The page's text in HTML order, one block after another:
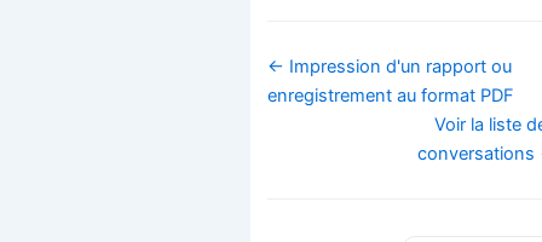
Navigation
de
← Impression d'un rapport ou
enregistrement au format PDF
Voir la liste